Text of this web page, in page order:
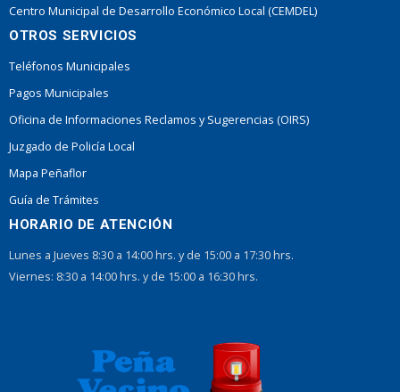
Centro Municipal de Desarrollo Económico Local (CEMDEL)
OTROS SERVICIOS
Teléfonos Municipales
Pagos Municipales
Oficina de Informaciones Reclamos y Sugerencias (OIRS)
Juzgado de Policía Local
Mapa Peñaflor
Guía de Trámites
HORARIO DE ATENCIÓN
Lunes a Jueves 8:30 a 14:00 hrs. y de 15:00 a 17:30 hrs.
Viernes: 8:30 a 14:00 hrs. y de 15:00 a 16:30 hrs.